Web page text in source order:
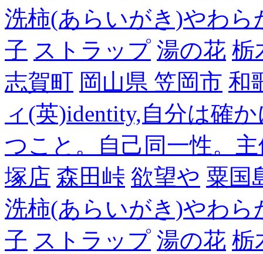
洗柿(あらいがき)やわ
子 ストラップ 湯の花 栃
志賀町 岡山県 笠岡市 和
ィ(英)identity,自分は確
つこと。自己同一性。
塚店 森田峠 欲望や 粟国
洗柿(あらいがき)やわ
子 ストラップ 湯の花 栃